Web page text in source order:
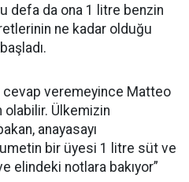
defa da ona 1 litre benzin
ne kadar olduğu
cevap veremeyince Matteo
olabilir. Ülkemizin
anayasayı
bir üyesi 1 litre süt ve
elindeki notlara bakıyor”